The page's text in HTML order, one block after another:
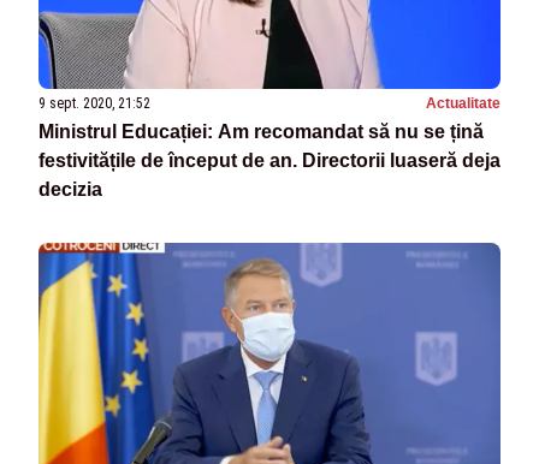
9 sept. 2020, 21:52 Actualitate
Ministrul Educației: Am recomandat să nu se țină
festivitățile de început de an. Directorii luaseră deja
decizia